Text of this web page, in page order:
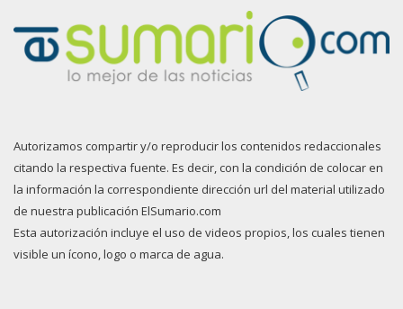
Autorizamos compartir y/o reproducir los contenidos redaccionales
citando la respectiva fuente. Es decir, con la condición de colocar en
la información la correspondiente dirección url del material utilizado
de nuestra publicación ElSumario.com
Esta autorización incluye el uso de videos propios, los cuales tienen
visible un ícono, logo o marca de agua.